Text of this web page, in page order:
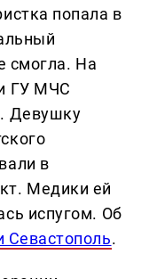
попала в
смогла. На
ГУ МЧС
Девушку
в
Медики ей
испугом. Об
Севастополь.